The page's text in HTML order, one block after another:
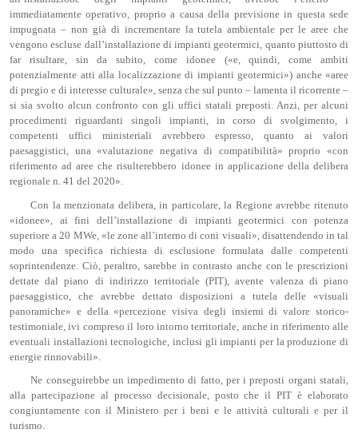
immediatamente operativo, proprio a causa della previsione in questa sede
impugnata – non già di incrementare la tutela ambientale per le aree che
vengono escluse dall’installazione di impianti geotermici, quanto piuttosto di
far risultare, sin da subito, come idonee («e, quindi, come ambiti
potenzialmente atti alla localizzazione di impianti geotermici») anche «aree
di pregio e di interesse culturale», senza che sul punto – lamenta il ricorrente –
si sia svolto alcun confronto con gli uffici statali preposti. Anzi, per alcuni
procedimenti riguardanti singoli impianti, in corso di svolgimento, i
competenti uffici ministeriali avrebbero espresso, quanto ai valori
paesaggistici, una «valutazione negativa di compatibilità» proprio «con
riferimento ad aree che risulterebbero idonee in applicazione della delibera
regionale n. 41 del 2020».
Con la menzionata delibera, in particolare, la Regione avrebbe ritenuto
«idonee», ai fini dell’installazione di impianti geotermici con potenza
superiore a 20 MWe, «le zone all’interno di coni visuali», disattendendo in tal
modo una specifica richiesta di esclusione formulata dalle competenti
soprintendenze. Ciò, peraltro, sarebbe in contrasto anche con le prescrizioni
dettate dal piano di indirizzo territoriale (PIT), avente valenza di piano
paesaggistico, che avrebbe dettato disposizioni a tutela delle «visuali
panoramiche» e della «percezione visiva degli insiemi di valore storico-
testimoniale, ivi compreso il loro intorno territoriale, anche in riferimento alle
eventuali installazioni tecnologiche, inclusi gli impianti per la produzione di
energie rinnovabili».
Ne conseguirebbe un impedimento di fatto, per i preposti organi statali,
alla partecipazione al processo decisionale, posto che il PIT è elaborato
congiuntamente con il Ministero per i beni e le attività culturali e per il
turismo.